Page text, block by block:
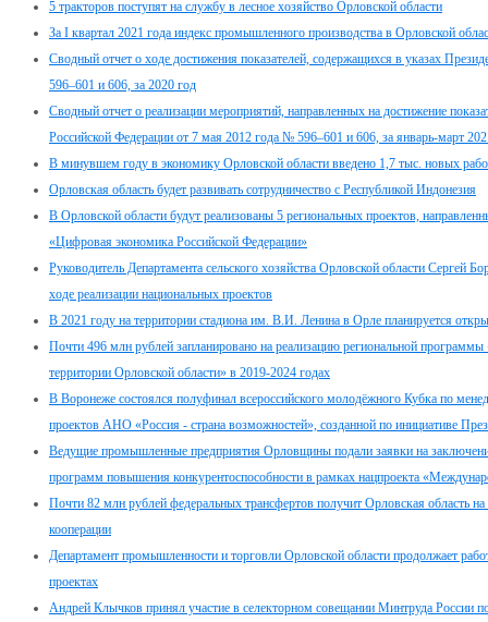
5 тракторов поступят на службу в лесное хозяйство Орловской области
За I квартал 2021 года индекс промышленного производства в Орловской
Сводный отчет о ходе достижения показателей, содержащихся в указах
596–601 и 606, за 2020 год
Сводный отчет о реализации мероприятий, направленных на достижение
Российской Федерации от 7 мая 2012 года № 596–601 и 606, за январь-март
В минувшем году в экономику Орловской области введено 1,7 тыс. новых
Орловская область будет развивать сотрудничество с Республикой Индонезия
В Орловской области будут реализованы 5 региональных проектов,
«Цифровая экономика Российской Федерации»
Руководитель Департамента сельского хозяйства Орловской области Сергей
ходе реализации национальных проектов
В 2021 году на территории стадиона им. В.И. Ленина в Орле планируется
Почти 496 млн рублей запланировано на реализацию региональной
территории Орловской области» в 2019-2024 годах
В Воронеже состоялся полуфинал всероссийского молодёжного Кубка по
проектов АНО «Россия - страна возможностей», созданной по инициативе
Ведущие промышленные предприятия Орловщины подали заявки на
программ повышения конкурентоспособности в рамках нацпроекта
Почти 82 млн рублей федеральных трансфертов получит Орловская область
кооперации
Департамент промышленности и торговли Орловской области продолжает
проектах
Андрей Клычков принял участие в селекторном совещании Минтруда России